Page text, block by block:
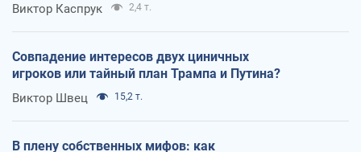
Виктор Каспрук 2,4 т.
Совпадение интересов двух циничных
игроков или тайный план Трампа и Путина?
Виктор Швец 15,2 т.
В плену собственных мифов: как